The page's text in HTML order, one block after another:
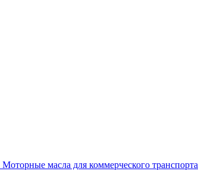
Моторные масла для коммерческого транспорта